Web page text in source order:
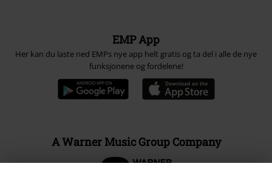
EMP App
Her kan du laste ned EMPs nye app helt gratis og ta del i alle de nye
funksjonene og fordelene!
A Warner Music Group Company